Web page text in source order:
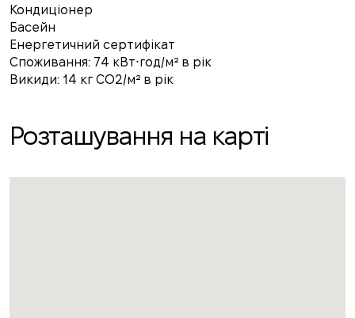
Кондиціонер
Басейн
Енергетичний сертифікат
Споживання: 74 кВт⋅год/м² в рік
Викиди: 14 кг CO2/м² в рік
Розташування на карті